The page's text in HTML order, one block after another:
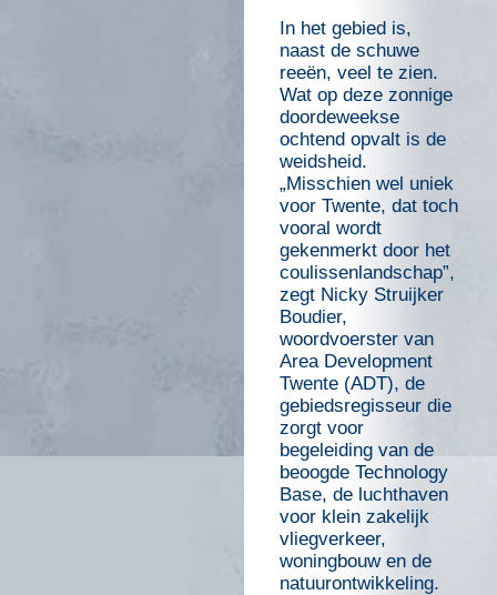
In het gebied is,
naast de schuwe
reeën, veel te zien.
Wat op deze zonnige
doordeweekse
ochtend opvalt is de
weidsheid.
„Misschien wel uniek
voor Twente, dat toch
vooral wordt
gekenmerkt door het
coulissenlandschap”,
zegt Nicky Struijker
Boudier,
woordvoerster van
Area Development
Twente (ADT), de
gebiedsregisseur die
zorgt voor
begeleiding van de
beoogde Technology
Base, de luchthaven
voor klein zakelijk
vliegverkeer,
woningbouw en de
natuurontwikkeling.